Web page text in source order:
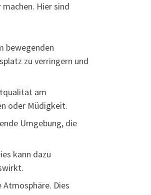
Hier sind
bewegenden
zu verringern und
am
oder Müdigkeit.
Umgebung, die
kann dazu
Dies